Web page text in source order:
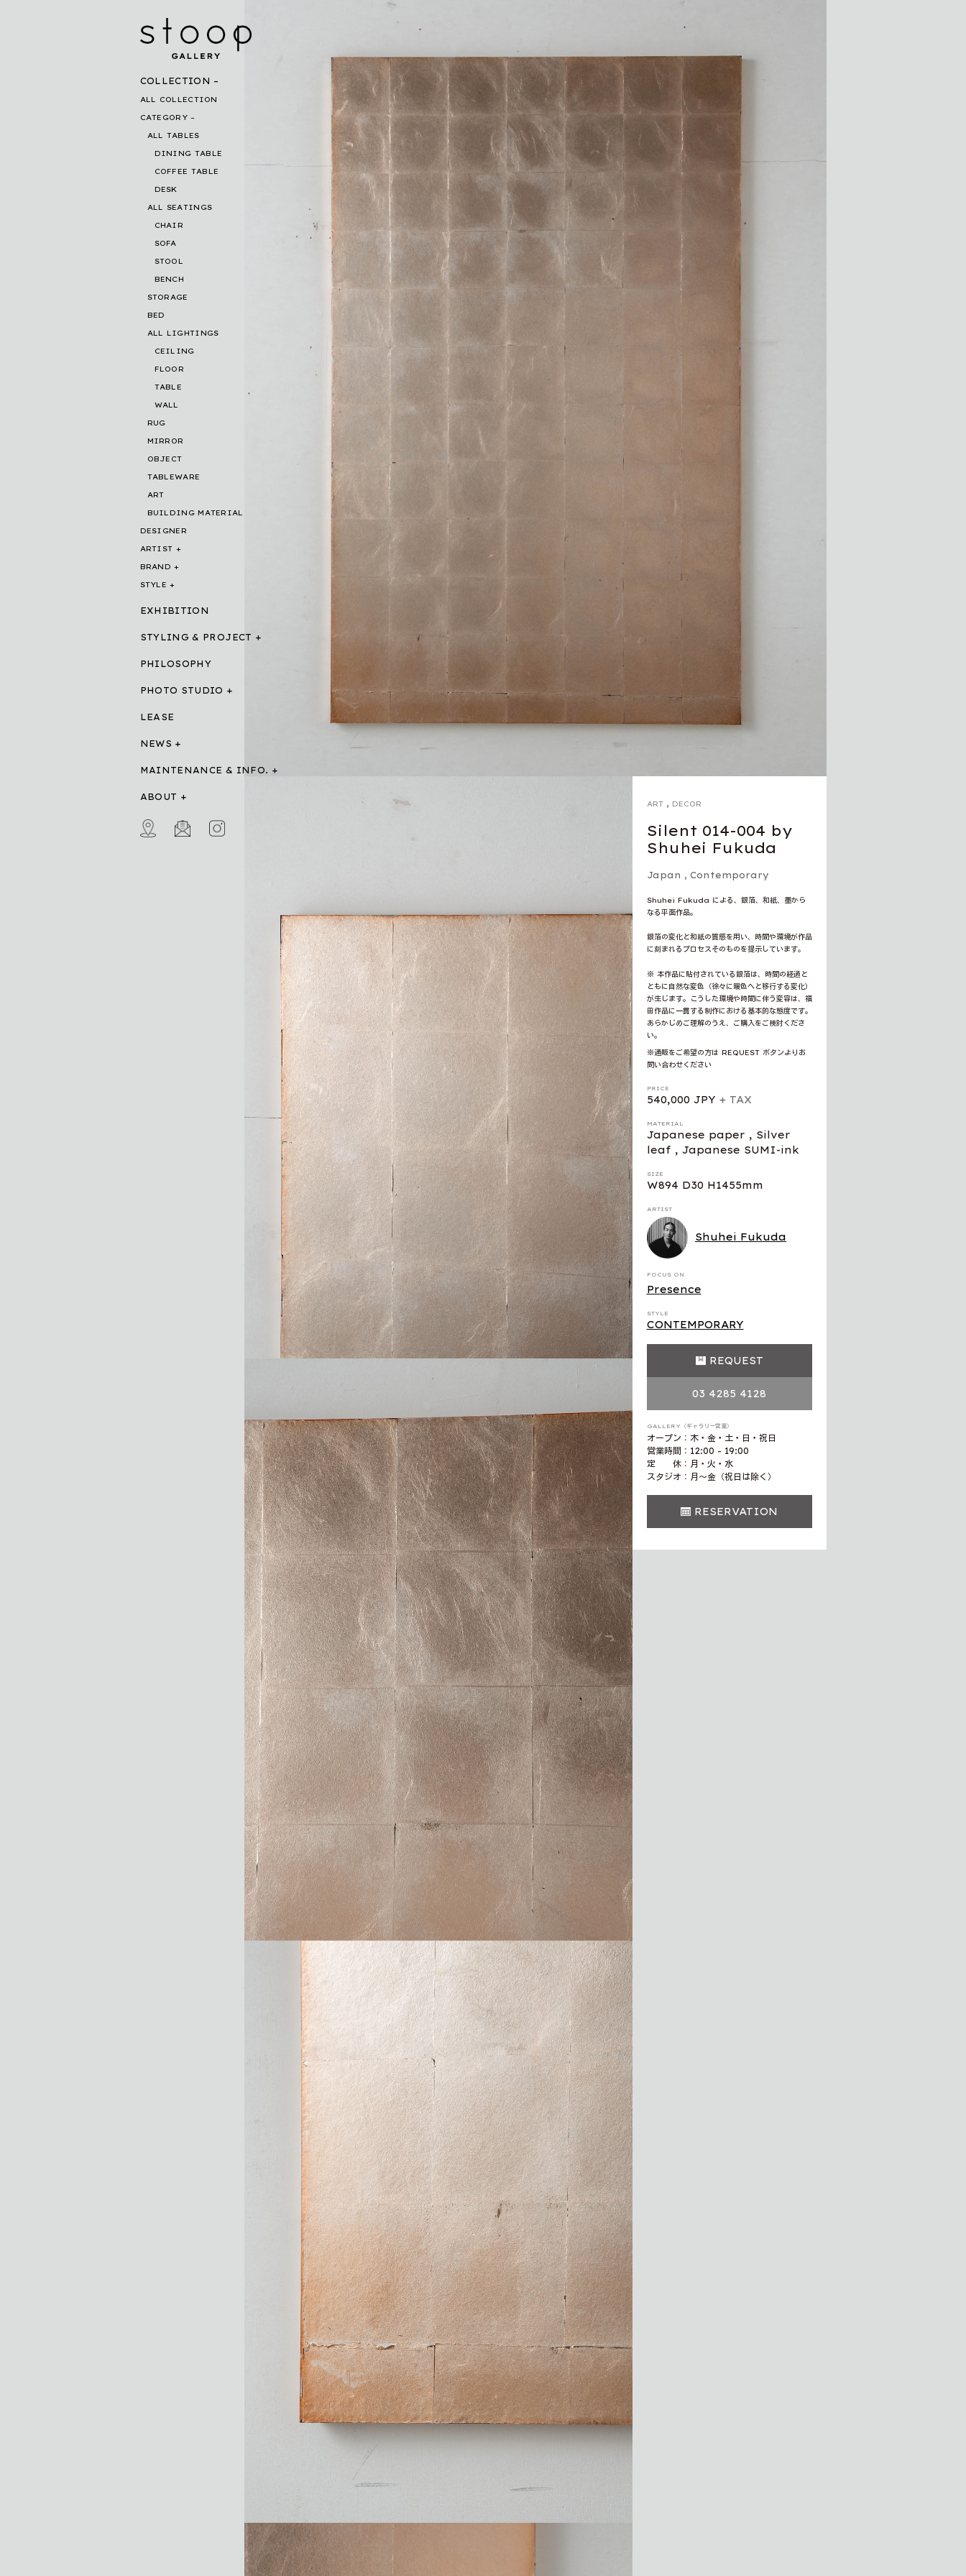
COLLECTION
ALL COLLECTION
CATEGORY
ALL TABLES
DINING TABLE
COFFEE TABLE
DESK
ALL SEATINGS
CHAIR
SOFA
STOOL
BENCH
STORAGE
BED
ALL LIGHTINGS
CEILING
FLOOR
TABLE
WALL
RUG
MIRROR
OBJECT
TABLEWARE
ART
BUILDING MATERIAL
DESIGNER
ARTIST
BRAND
STYLE
EXHIBITION
STYLING & PROJECT
PHILOSOPHY
PHOTO STUDIO
LEASE
NEWS
MAINTENANCE & INFO.
ABOUT
ART, DECOR
Silent 014-004 by
Shuhei Fukuda
Japan , Contemporary
Shuhei Fukuda による、銀箔、和紙、墨から
なる平面作品。
銀箔の変化と和紙の質感を用い、時間や環境が作品
に刻まれるプロセスそのものを提示しています。
※ 本作品に貼付されている銀箔は、時間の経過と
ともに自然な変色（徐々に暖色へと移行する変化）
が生じます。こうした環境や時間に伴う変容は、福
田作品に一貫する制作における基本的な態度です。
あらかじめご理解のうえ、ご購入をご検討くださ
い。
※通販をご希望の方は REQUEST ボタンよりお
問い合わせください
PRICE
540,000 JPY + TAX
MATERIAL
Japanese paper , Silver
leaf , Japanese SUMI-ink
SIZE
W894 D30 H1455mm
ARTIST
Shuhei Fukuda
FOCUS ON
Presence
STYLE
CONTEMPORARY
REQUEST
03 4285 4128
GALLERY（ギャラリー営業）
オープン：木・金・土・日・祝日
営業時間：12:00 - 19:00
定 休：月・火・水
スタジオ：月〜金（祝日は除く）
RESERVATION